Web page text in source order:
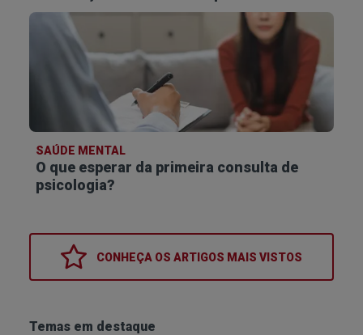
SAÚDE MENTAL
O que esperar da primeira consulta de
psicologia?
CONHEÇA OS ARTIGOS MAIS VISTOS
Temas em destaque